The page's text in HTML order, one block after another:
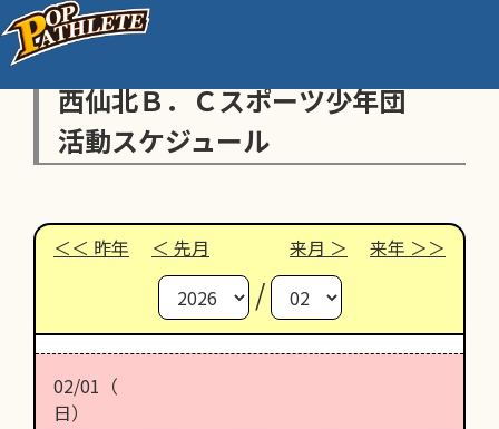
西仙北Ｂ．Ｃスポーツ少年団
活動スケジュール
昨年 先月 来月 来年
/
02/01（
日）